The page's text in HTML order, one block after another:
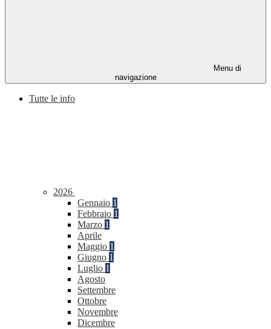
Menu di
navigazione
Tutte le info
2026
Gennaio 1
Febbraio 1
Marzo 1
Aprile
Maggio 1
Giugno 1
Luglio 1
Agosto
Settembre
Ottobre
Novembre
Dicembre